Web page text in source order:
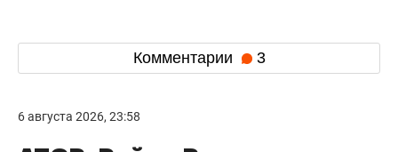
Комментарии 3
6 августа 2026, 23:58